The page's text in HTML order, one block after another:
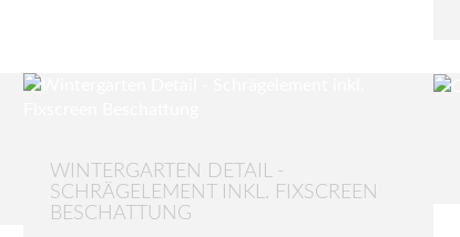
WINTERGARTEN DETAIL -
SCHRÄGELEMENT INKL. FIXSCREEN
BESCHATTUNG